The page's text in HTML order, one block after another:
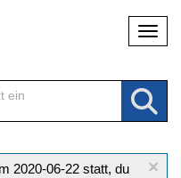
×
2020-06-22 statt, du